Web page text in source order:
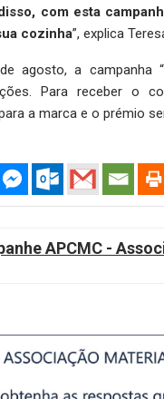
com esta
cozinha”, explica
agosto, a campanha
Para receber o
a marca e o prémio
APCMC -